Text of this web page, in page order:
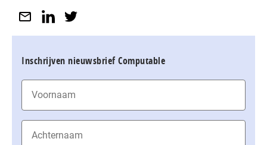
Inschrijven nieuwsbrief Computable